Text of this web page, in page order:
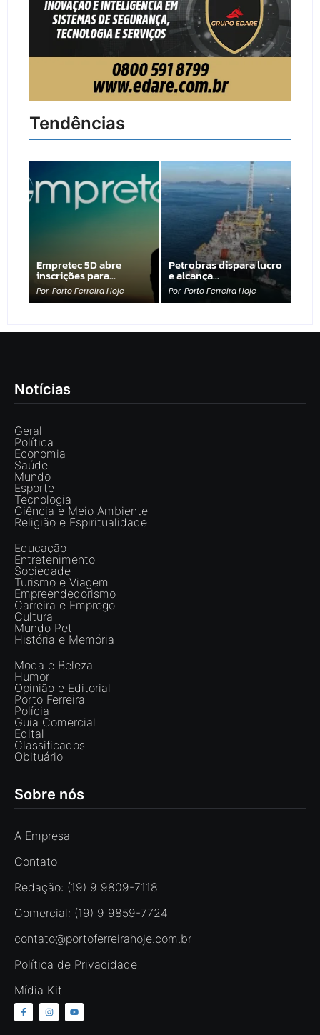
Tendências
Empretec 5D abre
inscrições para…
Por Porto Ferreira Hoje
Petrobras dispara lucro
e alcança…
Por Porto Ferreira Hoje
Notícias
Geral
Política
Economia
Saúde
Mundo
Esporte
Tecnologia
Ciência e Meio Ambiente
Religião e Espiritualidade
Educação
Entretenimento
Sociedade
Turismo e Viagem
Empreendedorismo
Carreira e Emprego
Cultura
Mundo Pet
História e Memória
Moda e Beleza
Humor
Opinião e Editorial
Porto Ferreira
Polícia
Guia Comercial
Edital
Classificados
Obituário
Sobre nós
A Empresa
Contato
Redação: (19) 9 9809-7118
Comercial: (19) 9 9859-7724
contato@portoferreirahoje.com.br
Política de Privacidade
Mídia Kit